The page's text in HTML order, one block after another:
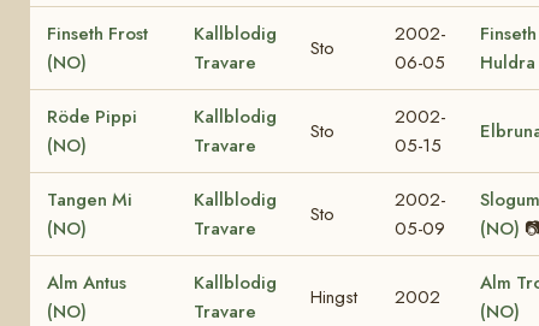
Finseth Frost
(NO)
Kallblodig
Travare
Sto
2002-
06-05
Finseth
Röde Pippi
(NO)
Kallblodig
Travare
Sto
2002-
05-15
Tangen Mi
(NO)
Kallblodig
Travare
Sto
2002-
05-09
(NO)
Alm Antus
(NO)
Kallblodig
Travare
Hingst 2002
Alm
(NO)